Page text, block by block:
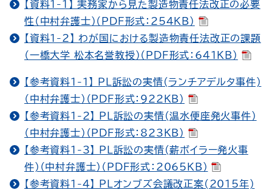
【資料1-1】 実務家から見た製造物責任法改正の必要
性（中村弁護士）（PDF形式：254KB）
【資料1-2】 わが国における製造物責任法改正の課題
（一橋大学 松本名誉教授）（PDF形式：641KB）
【参考資料1-1】 PL訴訟の実情(ランチアデルタ事件)
（中村弁護士）（PDF形式：922KB）
【参考資料1-2】 PL訴訟の実情(温水便座発火事件）
（中村弁護士）（PDF形式：823KB）
【参考資料1-3】 PL訴訟の実情(薪ボイラー発火事
件)（中村弁護士）（PDF形式：2065KB）
【参考資料1-4】 PLオンブズ会議改正案(2015年)